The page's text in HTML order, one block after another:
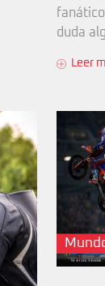
duda
Leer